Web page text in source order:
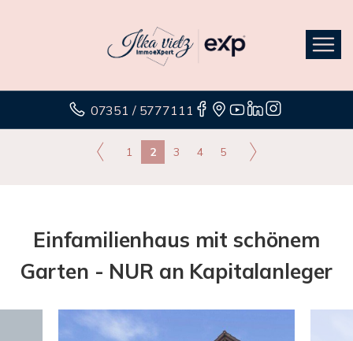
07351 / 5777111
1 2 3 4 5
Einfamilienhaus mit schönem
Garten - NUR an Kapitalanleger